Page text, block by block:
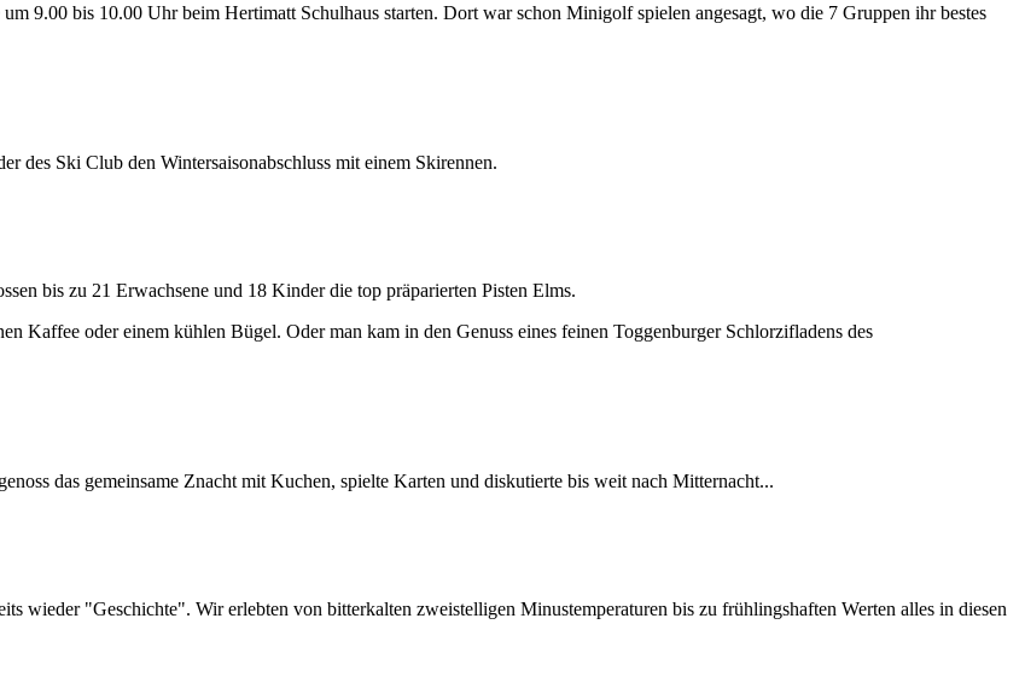
9.00 bis 10.00 Uhr beim Hertimatt Schulhaus starten. Dort war schon Minigolf spielen angesagt, wo die 7 Gruppen ihr bestes
des Ski Club den Wintersaisonabschluss mit einem Skirennen.
bis zu 21 Erwachsene und 18 Kinder die top präparierten Pisten Elms.
Kaffee oder einem kühlen Bügel. Oder man kam in den Genuss eines feinen Toggenburger Schlorzifladens des
das gemeinsame Znacht mit Kuchen, spielte Karten und diskutierte bis weit nach Mitternacht...
wieder "Geschichte". Wir erlebten von bitterkalten zweistelligen Minustemperaturen bis zu frühlingshaften Werten alles in diesen